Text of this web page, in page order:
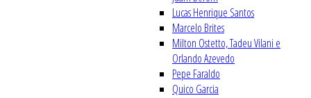
Lucas Henrique Santos
Marcelo Brites
Milton Ostetto, Tadeu Vilani e
Orlando Azevedo
Pepe Faraldo
Quico Garcia